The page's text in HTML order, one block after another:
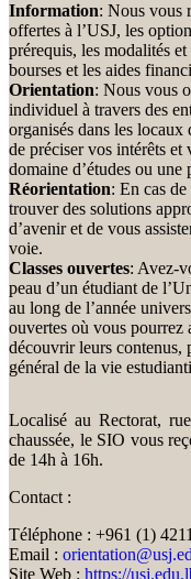
Information: Nous vous
offertes à l’USJ, les
prérequis, les modalités
bourses et les aides
Orientation: Nous vous
individuel à travers des
organisés dans les locaux
de préciser vos intérêts et
domaine d’études ou
Réorientation: En cas
trouver des solutions
d’avenir et de vous
voie.
Classes ouvertes: Avez-
peau d’un étudiant de
au long de l’année
ouvertes où vous pourrez
découvrir leurs contenus,
général de la vie
Localisé au Rectorat,
chaussée, le SIO vous
de 14h à 16h.
Contact :
Téléphone : +961 (1)
Email :
Site Web : https://